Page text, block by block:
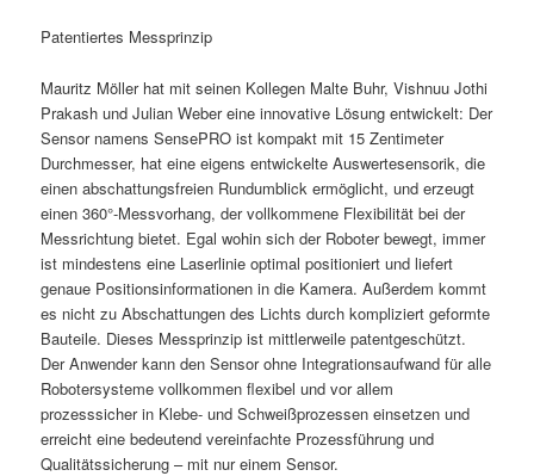
Patentiertes Messprinzip
Mauritz Möller hat mit seinen Kollegen Malte Buhr, Vishnuu Jothi
Prakash und Julian Weber eine innovative Lösung entwickelt: Der
Sensor namens SensePRO ist kompakt mit 15 Zentimeter
Durchmesser, hat eine eigens entwickelte Auswertesensorik, die
einen abschattungsfreien Rundumblick ermöglicht, und erzeugt
einen 360°-Messvorhang, der vollkommene Flexibilität bei der
Messrichtung bietet. Egal wohin sich der Roboter bewegt, immer
ist mindestens eine Laserlinie optimal positioniert und liefert
genaue Positionsinformationen in die Kamera. Außerdem kommt
es nicht zu Abschattungen des Lichts durch kompliziert geformte
Bauteile. Dieses Messprinzip ist mittlerweile patentgeschützt.
Der Anwender kann den Sensor ohne Integrationsaufwand für alle
Robotersysteme vollkommen flexibel und vor allem
prozesssicher in Klebe- und Schweißprozessen einsetzen und
erreicht eine bedeutend vereinfachte Prozessführung und
Qualitätssicherung – mit nur einem Sensor.